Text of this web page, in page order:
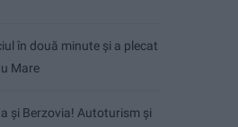
în două minute și a plecat
Mare
și Berzovia! Autoturism și